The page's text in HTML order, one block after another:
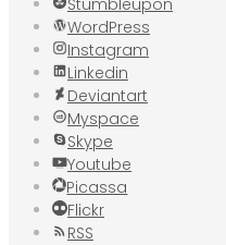
Stumbleupon
WordPress
Instagram
Linkedin
Deviantart
Myspace
Skype
Youtube
Picassa
Flickr
RSS